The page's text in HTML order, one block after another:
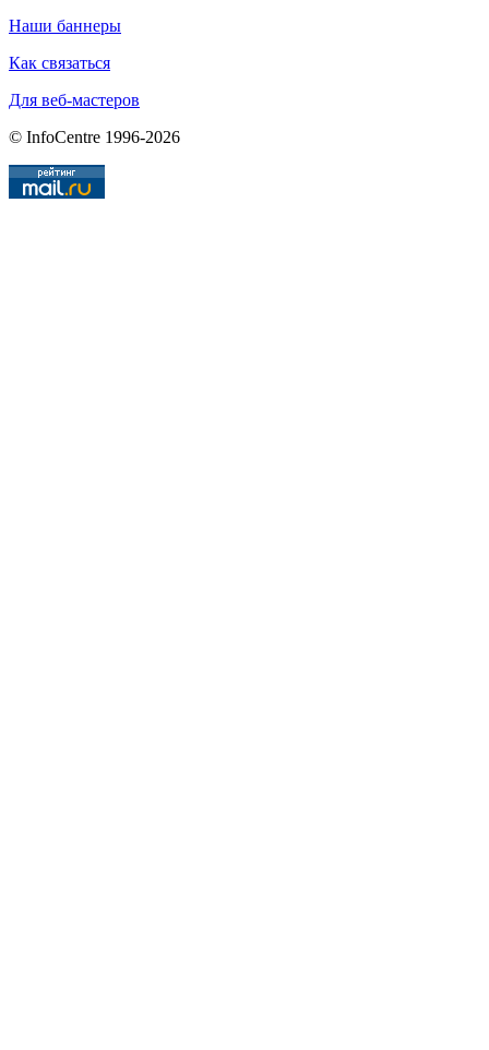
Наши баннеры
Как связаться
Для веб-мастеров
© InfoCentre 1996-2026